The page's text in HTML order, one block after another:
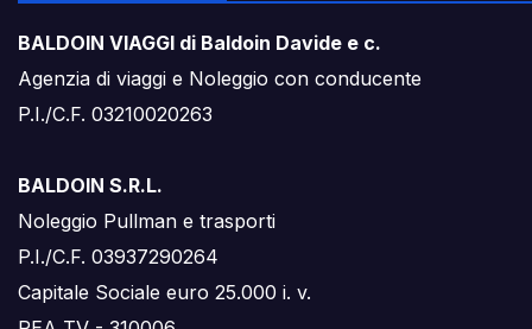
BALDOIN VIAGGI di Baldoin Davide e c.
Agenzia di viaggi e Noleggio con conducente
P.I./C.F. 03210020263
BALDOIN S.R.L.
Noleggio Pullman e trasporti
P.I./C.F. 03937290264
Capitale Sociale euro 25.000 i. v.